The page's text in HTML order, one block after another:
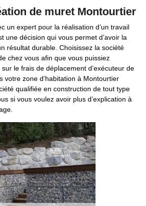
de muret Montourtier
un expert pour la réalisation d’un travail
une décision qui vous permet d’avoir la
résultat durable. Choisissez la société
chez vous afin que vous puissiez
le frais de déplacement d’exécuteur de
votre zone d’habitation à Montourtier
qualifiée en construction de tout type
si vous voulez avoir plus d’explication à